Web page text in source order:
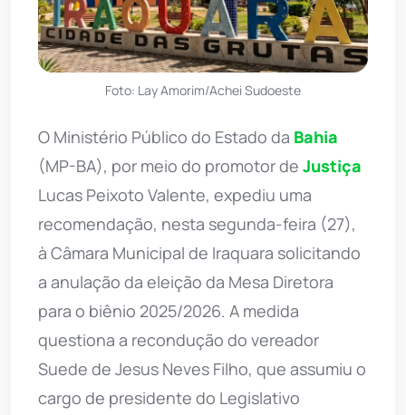
Foto: Lay Amorim/Achei Sudoeste
O Ministério Público do Estado da Bahia
(MP-BA), por meio do promotor de Justiça
Lucas Peixoto Valente, expediu uma
recomendação, nesta segunda-feira (27),
à Câmara Municipal de Iraquara solicitando
a anulação da eleição da Mesa Diretora
para o biênio 2025/2026. A medida
questiona a recondução do vereador
Suede de Jesus Neves Filho, que assumiu o
cargo de presidente do Legislativo